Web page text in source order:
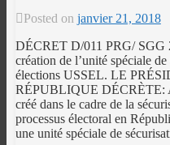
Posted on janvier 21, 2018
DÉCRET D/011 PRG/ SGG
création de l’unité spéciale
élections USSEL. LE
RÉPUBLIQUE DÉCRÈTE:
créé dans le cadre de la
processus électoral en
une unité spéciale de